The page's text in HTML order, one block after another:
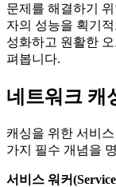
문제를 해결하기
자의 성능을 획기
성화하고 원활한
펴봅니다.
네트워크 캐
캐싱을 위한 서비
가지 필수 개념을
서비스 워커